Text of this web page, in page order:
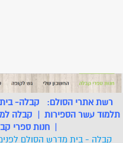
רשת אתרי הסולם: קבלה-
תלמוד עשר הספירות | קבלה
| חנות ספרי
קבלה - בית מדרש הסולם